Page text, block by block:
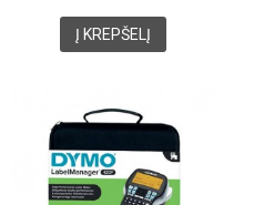
Į KREPŠELĮ